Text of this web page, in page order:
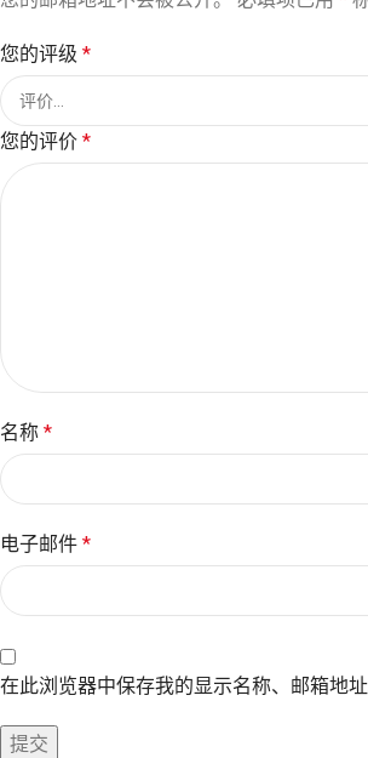
您的评级 *
您的评价 *
名称 *
电子邮件 *
在此浏览器中保存我的显示名称、邮箱地